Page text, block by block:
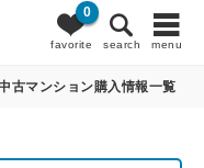
favorite
0
search menu
条件変更
古マンション購入情報一覧